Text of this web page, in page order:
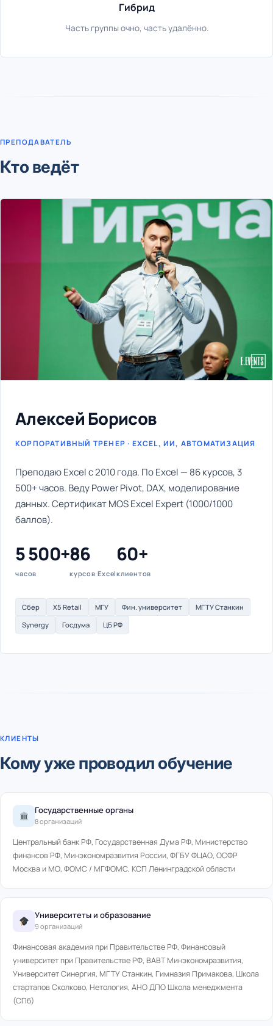
Гибрид
Часть группы очно, часть удалённо.
ПРЕПОДАВАТЕЛЬ
Кто ведёт
Алексей Борисов
КОРПОРАТИВНЫЙ ТРЕНЕР · EXCEL, ИИ, АВТОМАТИЗАЦИЯ
Преподаю Excel с 2010 года. По Excel — 86 курсов, 3
500+ часов. Веду Power Pivot, DAX, моделирование
данных. Сертификат MOS Excel Expert (1000/1000
баллов).
5 500+
часов
86
курсов Excel
60+
клиентов
Сбер X5 Retail МГУ Фин. университет
МГТУ Станкин
Synergy
Госдума ЦБ РФ
КЛИЕНТЫ
Кому уже проводил обучение
Государственные органы
8 организаций
Центральный банк РФ, Государственная Дума РФ, Министерство
финансов РФ, Минэкономразвития России, ФГБУ ФЦАО, ОСФР
Москва и МО, ФОМС / МГФОМС, КСП Ленинградской области
Университеты и образование
9 организаций
Финансовая академия при Правительстве РФ, Финансовый
университет при Правительстве РФ, ВАВТ Минэкономразвития,
Университет Синергия, МГТУ Станкин, Гимназия Примакова, Школа
стартапов Сколково, Нетология, АНО ДПО Школа менеджмента
(СПб)